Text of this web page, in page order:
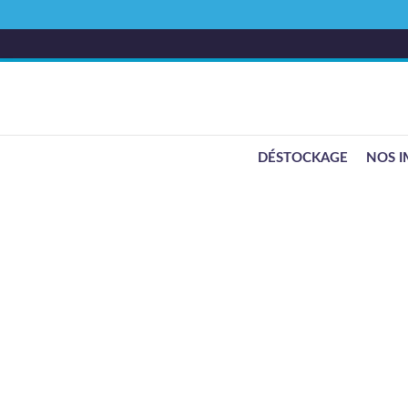
DÉSTOCKAGE NOS